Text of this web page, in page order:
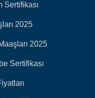
Sertifikası
2025
2025
Sertifikası